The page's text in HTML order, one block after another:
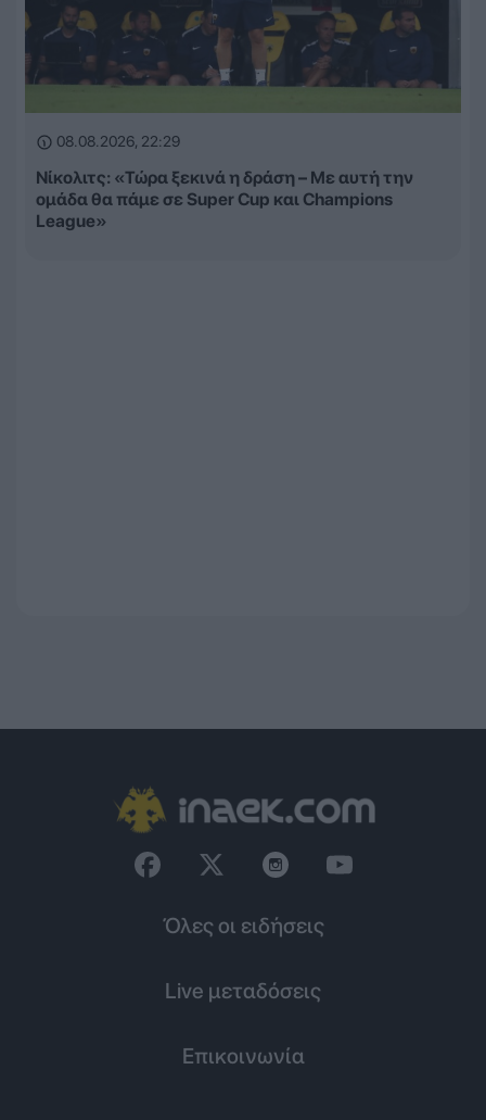
08.08.2026, 22:29
Νίκολιτς: «Τώρα ξεκινά η δράση – Με αυτή την
ομάδα θα πάμε σε Super Cup και Champions
League»
Όλες οι ειδήσεις
Live μεταδόσεις
Επικοινωνία